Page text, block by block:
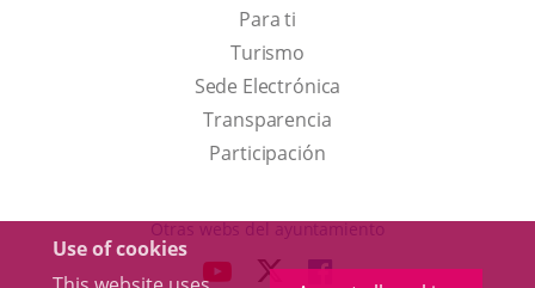
Use of cookies
Para ti
TurismoThis
link
will
open
a
Sede Electrónica
Transparencia
Participación
Otras webs del ayuntamiento
LINK LINKLINK